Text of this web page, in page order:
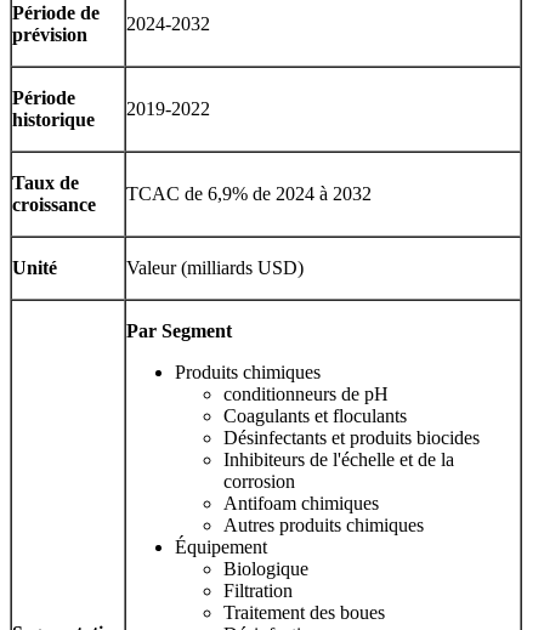
Période de
prévision
2024-2032
Période
historique
2019-2022
Taux de
croissance
TCAC de 6,9% de 2024 à 2032
Unité Valeur (milliards USD)
Par Segment
Produits chimiques
conditionneurs de pH
Coagulants et floculants
Désinfectants et produits biocides
Inhibiteurs de l'échelle et de la
corrosion
Antifoam chimiques
Autres produits chimiques
Équipement
Biologique
Filtration
Traitement des boues